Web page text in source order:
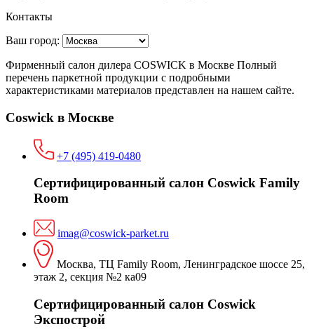
Контакты
Ваш город:
Фирменный салон дилера COSWICK в Москве Полный
перечень паркетной продукции с подробными
характеристиками материалов представлен на нашем сайте.
Coswick в Москве
+7 (495) 419-0480
Сертифицированный салон Coswick Family
Room
imag@coswick-parket.ru
Москва, ТЦ Family Room, Ленинградское шоссе 25,
этаж 2, секция №2 ка09
Сертифицированный салон Coswick
Экспострой